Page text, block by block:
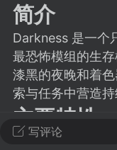
潮涌核心
24 23:37
主页反馈贴
反馈你遇到的问
不方便可尝试通过
写评论
简介
Darkness 是一个
最恐怖模组的生存
漆黑的夜晚和着
索与任务中营造持
主要特性